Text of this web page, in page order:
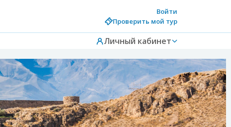
Войти
Проверить мой тур
Личный кабинет